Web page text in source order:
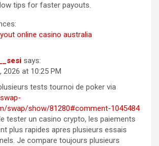
tips for faster payouts.
online casino australia
says:
2026 at 10:25 PM
tests tournoi de poker via
swap/show/81280#comment-1045484
tester un casino crypto, les paiements
plus rapides apres plusieurs essais
Je compare toujours plusieurs